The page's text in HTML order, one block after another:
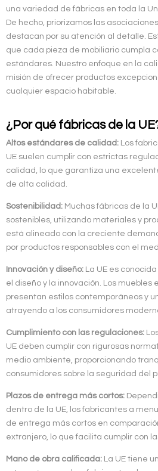
una variedad de fábricas en toda la
De hecho, priorizamos las
destacan por su atención al detalle.
que cada pieza de mobiliario cumpla
estándares. Nuestro enfoque en la
misión de ofrecer productos
cualquier espacio habitable.
¿Por qué fábricas de la
Altos estándares de calidad: Los
UE suelen cumplir con estrictas
calidad, lo que garantiza una
de alta calidad.
Sostenibilidad: Muchas fábricas de la
sostenibles, utilizando materiales y
está alineado con la creciente
por productos responsables con el
Innovación y diseño: La UE es
el diseño y la innovación. Los muebles
presentan estilos contemporáneos y
atrayendo a los consumidores
Cumplimiento con las regulaciones:
UE deben cumplir con rigurosas
medio ambiente, proporcionando
consumidores sobre la seguridad del
Plazos de entrega más cortos:
dentro de la UE, los fabricantes a
de entrega más cortos en
extranjero, lo que facilita cumplir con
Mano de obra calificada: La UE tiene